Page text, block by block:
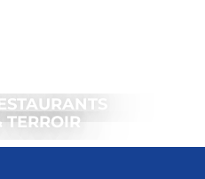
TERROIR